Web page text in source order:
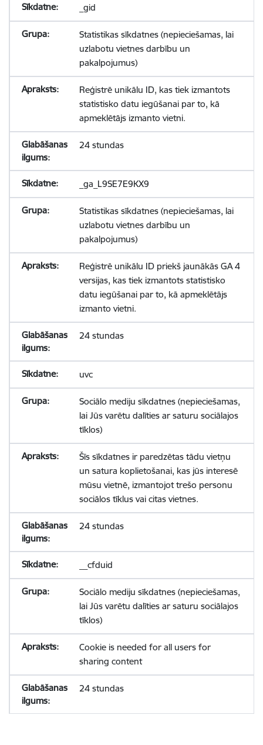
_gid
Statistikas sīkdatnes (nepieciešamas, lai
uzlabotu vietnes darbību un
pakalpojumus)
Reģistrē unikālu ID, kas tiek izmantots
statistisko datu iegūšanai par to, kā
apmeklētājs izmanto vietni.
24 stundas
_ga_L9SE7E9KX9
Statistikas sīkdatnes (nepieciešamas, lai
uzlabotu vietnes darbību un
pakalpojumus)
Reģistrē unikālu ID priekš jaunākās GA 4
versijas, kas tiek izmantots statistisko
datu iegūšanai par to, kā apmeklētājs
izmanto vietni.
24 stundas
uvc
Sociālo mediju sīkdatnes (nepieciešamas,
lai Jūs varētu dalīties ar saturu sociālajos
tīklos)
Šīs sīkdatnes ir paredzētas tādu vietņu
un satura koplietošanai, kas jūs interesē
mūsu vietnē, izmantojot trešo personu
sociālos tīklus vai citas vietnes.
24 stundas
__cfduid
Sociālo mediju sīkdatnes (nepieciešamas,
lai Jūs varētu dalīties ar saturu sociālajos
tīklos)
Cookie is needed for all users for
sharing content
24 stundas